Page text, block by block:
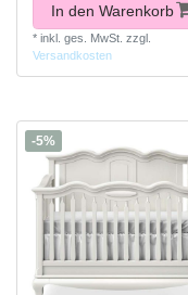
In den Warenkorb
* inkl. ges. MwSt. zzgl.
Versandkosten
-5%